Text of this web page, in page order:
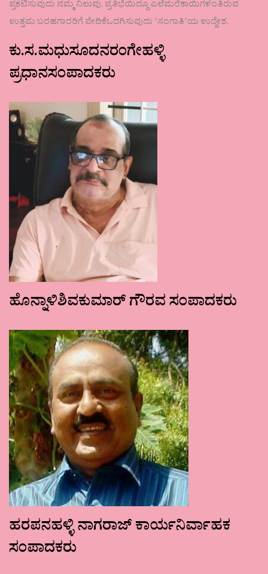
ಪ್ರಕಟಿಸುವುದು ನಮ್ಮ ನಿಲುವು. ಪ್ರತಿಭೆಯಿದ್ದೂ ಎಲೆಮರೆಕಾಯಿಗಳಂತಿರುವ
ಉತ್ತಮ ಬರಹಗಾರರಿಗೆ ವೇದಿಕೆಒದಗಿಸುವುದು ʼಸಂಗಾತಿʼಯ ಉದ್ದೇಶ.
ಕು.ಸ.ಮಧುಸೂದನರಂಗೇಹಳ್ಳಿ
ಪ್ರಧಾನಸಂಪಾದಕರು
ಹೊನ್ನಾಳಿಶಿವಕುಮಾರ್ ಗೌರವ ಸಂಪಾದಕರು
ಹರಪನಹಳ್ಳಿ ನಾಗರಾಜ್ ಕಾರ್ಯನಿರ್ವಾಹಕ
ಸಂಪಾದಕರು